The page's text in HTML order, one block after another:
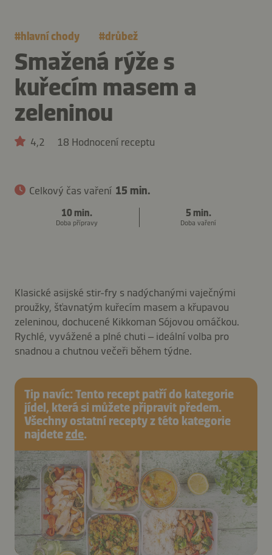
#hlavní chody #drůbež
Smažená rýže s
kuřecím masem a
zeleninou
4,2 18 Hodnocení receptu
Celkový čas vaření 15 min.
10 min.
Doba přípravy
5 min.
Doba vaření
Klasické asijské stir-fry s nadýchanými vaječnými
proužky, šťavnatým kuřecím masem a křupavou
zeleninou, dochucené Kikkoman Sójovou omáčkou.
Rychlé, vyvážené a plné chuti – ideální volba pro
snadnou a chutnou večeři během týdne.
Tip navíc: Tento recept patří do kategorie
jídel, která si můžete připravit předem.
Všechny ostatní recepty z této kategorie
najdetezde.